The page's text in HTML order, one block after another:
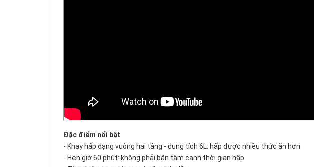
Đặc điểm nổi bật
- Khay hấp dạng vuông hai tầng - dung tích 6L: hấp được nhiều thức ăn hơn
- Hẹn giờ 60 phút: không phải bận tâm canh thời gian hấp